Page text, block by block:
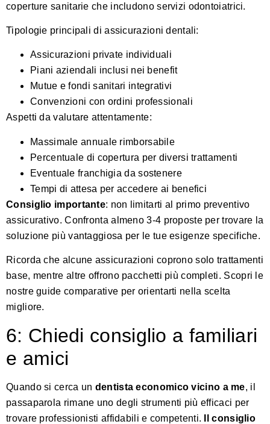
coperture sanitarie che includono servizi odontoiatrici.
Tipologie principali di assicurazioni dentali:
Assicurazioni private individuali
Piani aziendali inclusi nei benefit
Mutue e fondi sanitari integrativi
Convenzioni con ordini professionali
Aspetti da valutare attentamente:
Massimale annuale rimborsabile
Percentuale di copertura per diversi trattamenti
Eventuale franchigia da sostenere
Tempi di attesa per accedere ai benefici
Consiglio importante: non limitarti al primo preventivo
assicurativo. Confronta almeno 3-4 proposte per trovare la
soluzione più vantaggiosa per le tue esigenze specifiche.
Ricorda che alcune assicurazioni coprono solo trattamenti
base, mentre altre offrono pacchetti più completi. Scopri le
nostre guide comparative per orientarti nella scelta
migliore.
6: Chiedi consiglio a familiari
e amici
Quando si cerca un dentista economico vicino a me, il
passaparola rimane uno degli strumenti più efficaci per
trovare professionisti affidabili e competenti.
Il consiglio